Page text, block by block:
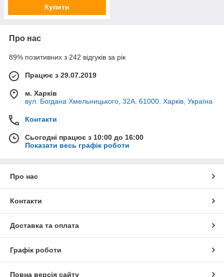
Купити
Про нас
89% позитивних з 242 відгуків за рік
Працює з 29.07.2019
м. Харків
вул. Богдана Хмельницького, 32А, 61000, Харків, Україна
Контакти
Сьогодні працює з 10:00 до 16:00
Показати весь графік роботи
Про нас
Контакти
Доставка та оплата
Графік роботи
Повна версія сайту